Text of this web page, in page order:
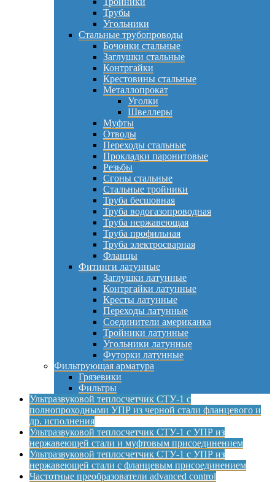
Трубы
Угольники
Стальные трубопроводы
Бочонки стальные
Заглушки стальные
Контргайки
Крестовины стальные
Металлопрокат
Уголки
Швеллеры
Муфты
Отводы
Переходы стальные
Прокладки паронитовые
Резьбы
Сгоны стальные
Стальные тройники
Труба бесшовная
Труба водогазопроводная
Труба нержавеющая
Труба профильная
Труба электросварная
Фланцы
Фитинги латунные
Заглушки латунные
Контргайки латунные
Кресты латунные
Переходы латунные
Соединители американка
Тройники латунные
Угольники латунные
Футорки латунные
Фильтрующая арматура
Грязевики
Фильтры
Ультразвуковой теплосчетчик СТУ-1 с
полнопроходными УПР из черной стали фланцевого и
др. исполнения
Ультразвуковой теплосчетчик СТУ-1 с УПР из
нержавеющей стали и муфтовым присоединением
Ультразвуковой теплосчетчик СТУ-1 с УПР из
нержавеющей стали с фланцевым присоединением
Частотные преобразователи advanced control